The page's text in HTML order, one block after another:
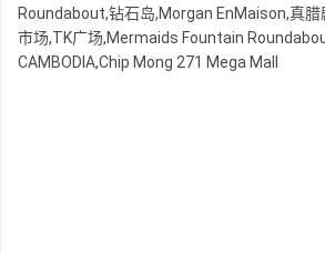
Roundabout,钻石岛,Morgan EnMaison,真
市场,TK广场,Mermaids Fountain
CAMBODIA,Chip Mong 271 Mega Mall